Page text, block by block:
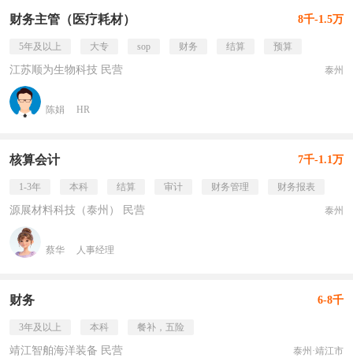
财务主管（医疗耗材） 8千-1.5万
5年及以上 大专 sop 财务 结算 预算
江苏顺为生物科技 民营 泰州
陈娟 HR
核算会计 7千-1.1万
1-3年 本科 结算 审计 财务管理 财务报表
源展材料科技（泰州） 民营 泰州
蔡华 人事经理
财务 6-8千
3年及以上 本科 餐补，五险
靖江智舶海洋装备 民营 泰州·靖江市